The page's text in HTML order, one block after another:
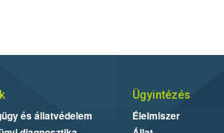
és állatvédelem
Ügyintézés
Élelmiszer